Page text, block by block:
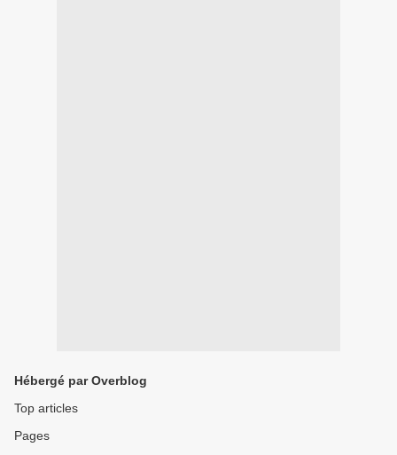
Hébergé par Overblog
Top articles
Pages